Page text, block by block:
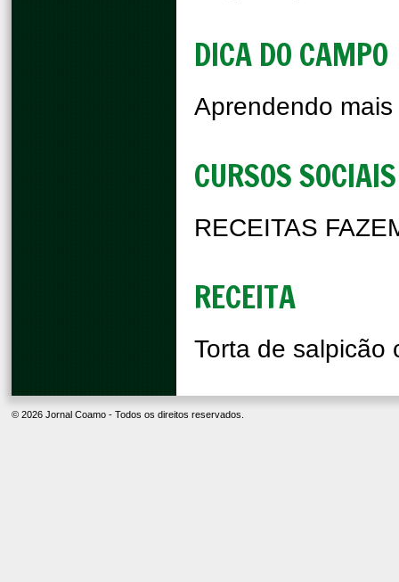
DICA DO CAMPO
Aprendendo
CURSOS SOCIAIS
RECEITAS
RECEITA
Torta de salpicão
© 2026 Jornal Coamo - Todos os direitos reservados.